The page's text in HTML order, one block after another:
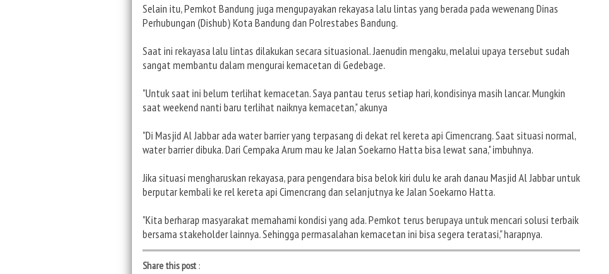
Selain itu, Pemkot Bandung juga mengupayakan rekayasa lalu lintas yang berada pada wewenang Dinas
Perhubungan (Dishub) Kota Bandung dan Polrestabes Bandung.
Saat ini rekayasa lalu lintas dilakukan secara situasional. Jaenudin mengaku, melalui upaya tersebut sudah
sangat membantu dalam mengurai kemacetan di Gedebage.
"Untuk saat ini belum terlihat kemacetan. Saya pantau terus setiap hari, kondisinya masih lancar. Mungkin
saat weekend nanti baru terlihat naiknya kemacetan," akunya
"Di Masjid Al Jabbar ada water barrier yang terpasang di dekat rel kereta api Cimencrang. Saat situasi normal,
water barrier dibuka. Dari Cempaka Arum mau ke Jalan Soekarno Hatta bisa lewat sana," imbuhnya.
Jika situasi mengharuskan rekayasa, para pengendara bisa belok kiri dulu ke arah danau Masjid Al Jabbar untuk
berputar kembali ke rel kereta api Cimencrang dan selanjutnya ke Jalan Soekarno Hatta.
"Kita berharap masyarakat memahami kondisi yang ada. Pemkot terus berupaya untuk mencari solusi terbaik
bersama stakeholder lainnya. Sehingga permasalahan kemacetan ini bisa segera teratasi," harapnya.
Share this post: